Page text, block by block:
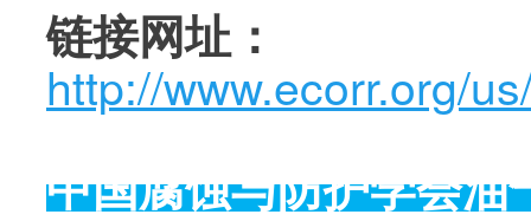
链接网址：
http://www.ecorr.org/
中国腐蚀与防护学会